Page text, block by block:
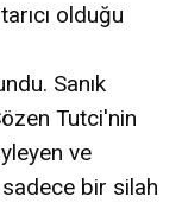
olduğu
Sanık
Tutci'nin
ve
bir silah